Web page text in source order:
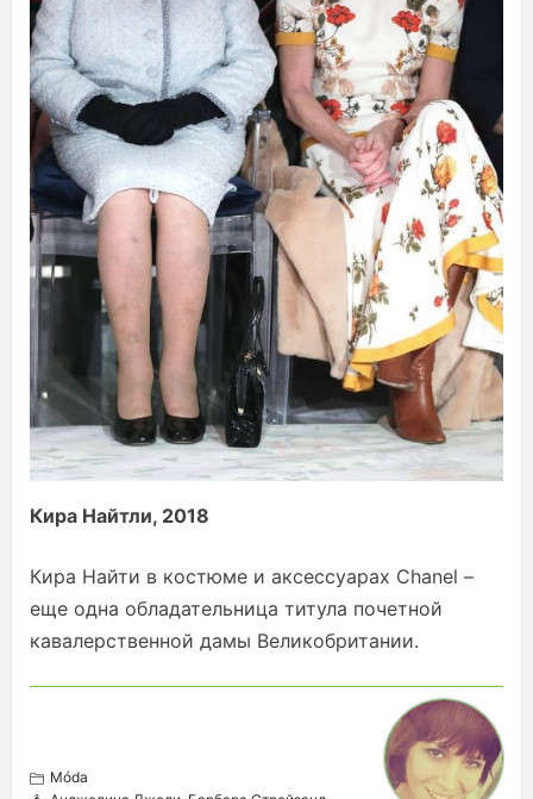
Кира Найтли, 2018
Кира Найти в костюме и аксессуарах Chanel –
еще одна обладательница титула почетной
кавалерственной дамы Великобритании.
Móda